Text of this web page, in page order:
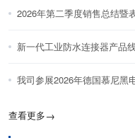
2026年第二季度销售总结暨
新一代工业防水连接器产品
我司参展2026年德国慕尼黑
查看更多→